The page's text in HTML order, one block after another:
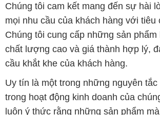
Chúng tôi cam kết mang đến sự hài
mọi nhu cầu của khách hàng với tiêu
Chúng tôi cung cấp những sản
chất lượng cao và giá thành hợp lý,
cầu khắt khe của khách hàng.
Uy tín là một trong những nguyên tắc
trong hoạt động kinh doanh của
luôn ý thức rằng những sản phẩm